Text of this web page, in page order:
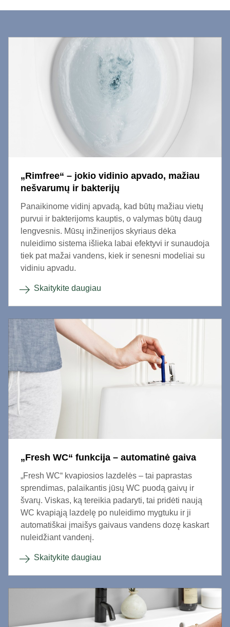
„Rimfree“ – jokio vidinio apvado, mažiau
nešvarumų ir bakterijų
Panaikinome vidinį apvadą, kad būtų mažiau vietų
purvui ir bakterijoms kauptis, o valymas būtų daug
lengvesnis. Mūsų inžinerijos skyriaus dėka
nuleidimo sistema išlieka labai efektyvi ir sunaudoja
tiek pat mažai vandens, kiek ir senesni modeliai su
vidiniu apvadu.
Skaitykite daugiau
„Fresh WC“ funkcija – automatinė gaiva
„Fresh WC“ kvapiosios lazdelės – tai paprastas
sprendimas, palaikantis jūsų WC puodą gaivų ir
švarų. Viskas, ką tereikia padaryti, tai pridėti naują
WC kvapiąją lazdelę po nuleidimo mygtuku ir ji
automatiškai įmaišys gaivaus vandens dozę kaskart
nuleidžiant vandenį.
Skaitykite daugiau